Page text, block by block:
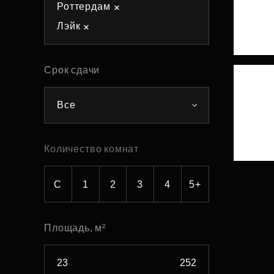
Роттердам
Лэйк
Срок сдачи
Все
Количество комнат
С 1 2 3 4 5+
Площадь, м²